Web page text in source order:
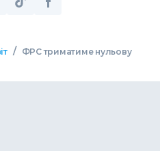
/
ФРС триматиме нульову